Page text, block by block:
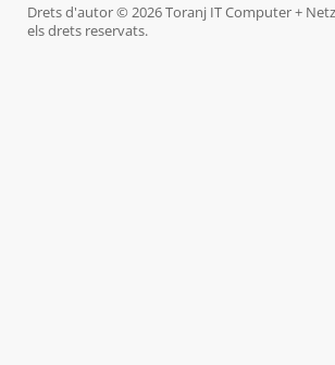
Drets d'autor © 2026 Toranj IT Computer +
els drets reservats.